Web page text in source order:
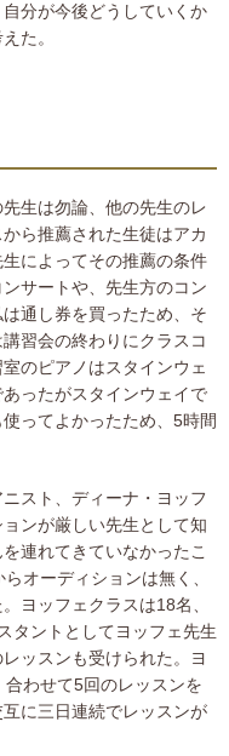
分が今後どうしていくか
た。
生は勿論、他の先生のレ
ら推薦された生徒はアカ
によってその推薦の条件
サートや、先生方のコン
通し券を買ったため、そ
習会の終わりにクラスコ
のピアノはスタインウェ
ったがスタインウェイで
ってよかったため、5時間
スト、ディーナ・ヨッフ
ンが厳しい先生として知
連れてきていなかったこ
オーディションは無く、
ヨッフェクラスは18名、
タントとしてヨッフェ先生
ッスンも受けられた。ヨ
わせて5回のレッスンを
に三日連続でレッスンが